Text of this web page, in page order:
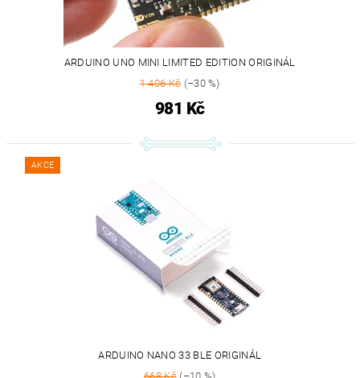
ARDUINO UNO MINI LIMITED EDITION ORIGINÁL
1 406 Kč(–30 %)
981 Kč
AKCE
ARDUINO NANO 33 BLE ORIGINÁL